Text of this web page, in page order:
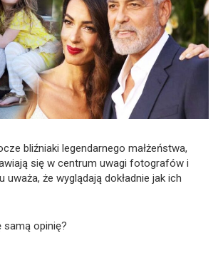
bliźniaki legendarnego małżeństwa,
się w centrum uwagi fotografów i
uważa, że wyglądają dokładnie jak ich
samą opinię?